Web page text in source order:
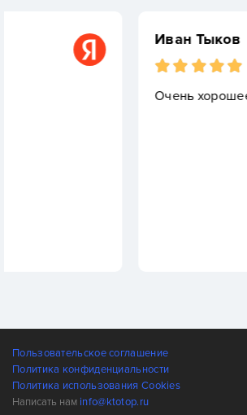
Иван Тыков
Очень хорошее место
Пользовательское соглашение
Политика конфиденциальности
Политика использования Cookies
Написать нам info@ktotop.ru